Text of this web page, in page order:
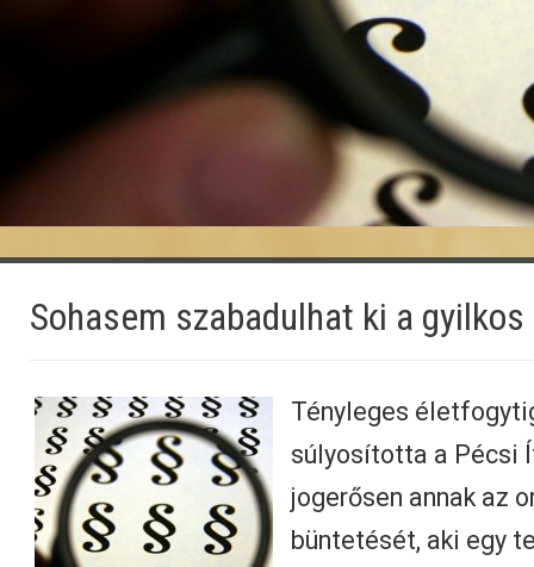
Sohasem szabadulhat ki a
Tényleges
súlyosította a Pécsi
jogerősen annak az
büntetését, aki egy